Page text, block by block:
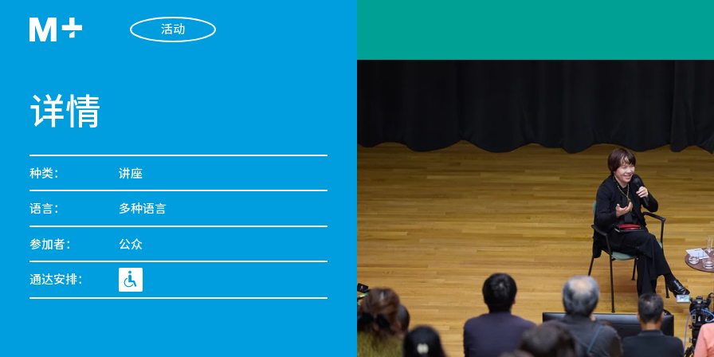
活动
详情
种类： 讲座
语言： 多种语言
参加者： 公众
通达安排：